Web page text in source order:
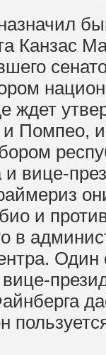
Канзас
ждет
Помпео,
и вице-
и
в
Один